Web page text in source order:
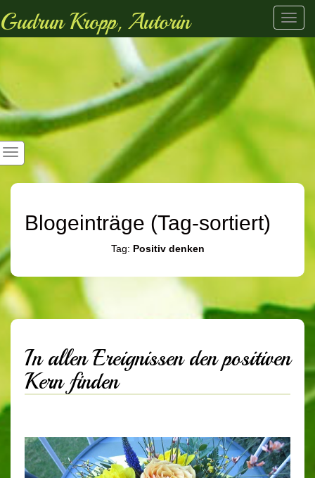
Gudrun Kropp, Autorin
Blogeinträge (Tag-sortiert)
Tag: Positiv denken
In allen Ereignissen den positiven
Kern finden